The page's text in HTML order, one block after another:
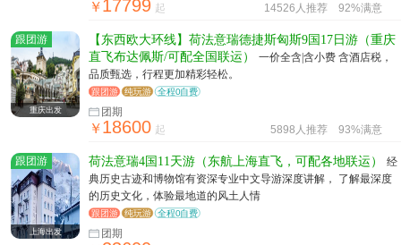
￥17799 起 14526人推荐 92%满意
跟团游
重庆出发
【东西欧大环线】荷法意瑞德捷斯匈斯9国17日游（重庆
直飞布达佩斯/可配全国联运）
一价全含|含小费 含酒店税，
品质甄选，行程更加精彩轻松。
跟团游 纯玩游 全程0自费
团期
￥18600 起 5898人推荐 93%满意
跟团游
上海出发
荷法意瑞4国11天游（东航上海直飞，可配各地联运）
经
典历史古迹和博物馆有资深专业中文导游深度讲解， 了解最深度
的历史文化，体验最地道的风土人情
跟团游 纯玩游 全程0自费
团期